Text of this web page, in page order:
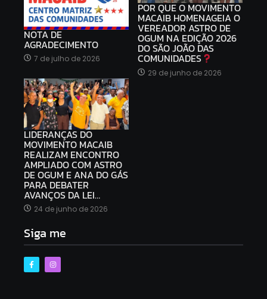
NOTA DE
AGRADECIMENTO
7 de julho de 2026
POR QUE O MOVIMENTO
MACAIB HOMENAGEIA O
VEREADOR ASTRO DE
OGUM NA EDIÇÃO 2026
DO SÃO JOÃO DAS
COMUNIDADES
29 de junho de 2026
LIDERANÇAS DO
MOVIMENTO MACAIB
REALIZAM ENCONTRO
AMPLIADO COM ASTRO
DE OGUM E ANA DO GÁS
PARA DEBATER
AVANÇOS DA LEI…
24 de junho de 2026
Siga me